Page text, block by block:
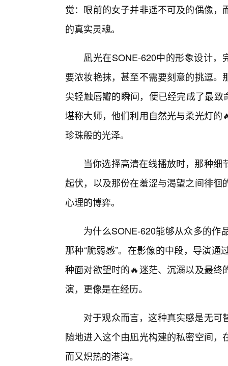
觉：眼前的女子并非遥不可及的偶像
的真实灵魂。
凪光在SONE-620中的形象设计，
要浓妆艳抹，甚至不需要刻意的挑逗
尖轻触唇瓣的瞬间，便已经完成了最
堪称大师，他们利用自然光与柔光灯
珍珠般的光泽。
当你选择高清在线播放时，那种
起伏，以及那份在羞涩与渴望之间徘
心理的博弈。
为什么SONE-620能够从众多的作
那种“脆弱感”。在影像的中段，导演
种面对欲望时的🔥迷茫、沉溺以及最
演，更像是在经历。
对于观众而言，这种真实感是无
随地进入这个由凪光构建的私密空间
而又炽热的港湾。